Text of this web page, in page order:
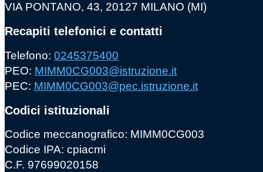
VIA PONTANO, 43, 20127 MILANO (MI)
Recapiti telefonici e contatti
Telefono: 0245375400
PEO: MIMM0CG003@istruzione.it
PEC: MIMM0CG003@pec.istruzione.it
Codici istituzionali
Codice meccanografico: MIMM0CG003
Codice IPA: cpiacmi
C.F. 97699020158